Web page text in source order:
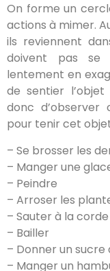
On forme un
actions à mimer.
ils reviennent
doivent pas se
lentement en
de sentier
donc
pour tenir cet
– Se brosser les
– Manger une
– Peindre
– Arroser les
– Sauter à la corde
– Bailler
– Donner un sucre
– Manger un